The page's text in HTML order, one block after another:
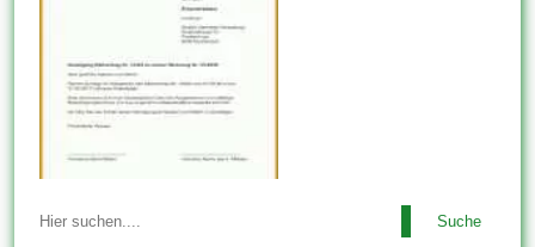
Sicht des Arbeitsverhältnisses
koennte eine staatlich
vorgeschriebene Mitteilung
über das Recht eines Mieters
uff (berlinerisch) Rückgabe
einer Kaution enthalten. Alle
ausgesprochen gut und
Leistung, wenn Diese sie
Beendigung des
Suche